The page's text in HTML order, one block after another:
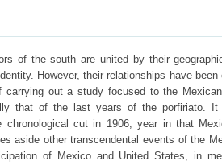
of the south are united by their
However, their relationships have
carrying out a study focused to the
that of the last years of the porfiriato.
cut in 1906, year in that
aside other transcendental events of the
of Mexico and United States, in